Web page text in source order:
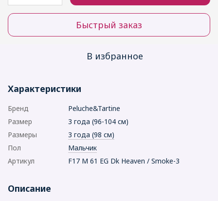
Быстрый заказ
В избранное
Характеристики
Бренд
Peluche&Tartine
Размер
3 года (96-104 см)
Рaзмеры
3 года (98 см)
Пол
Мальчик
Артикул
F17 M 61 EG Dk Heaven / Smoke-3
Описание